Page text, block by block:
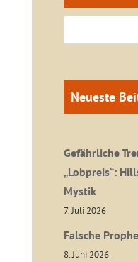
Neueste
Gefährliche
„Lobpreis“:
Mystik
7. Juli 2026
Falsche
8. Juni 2026